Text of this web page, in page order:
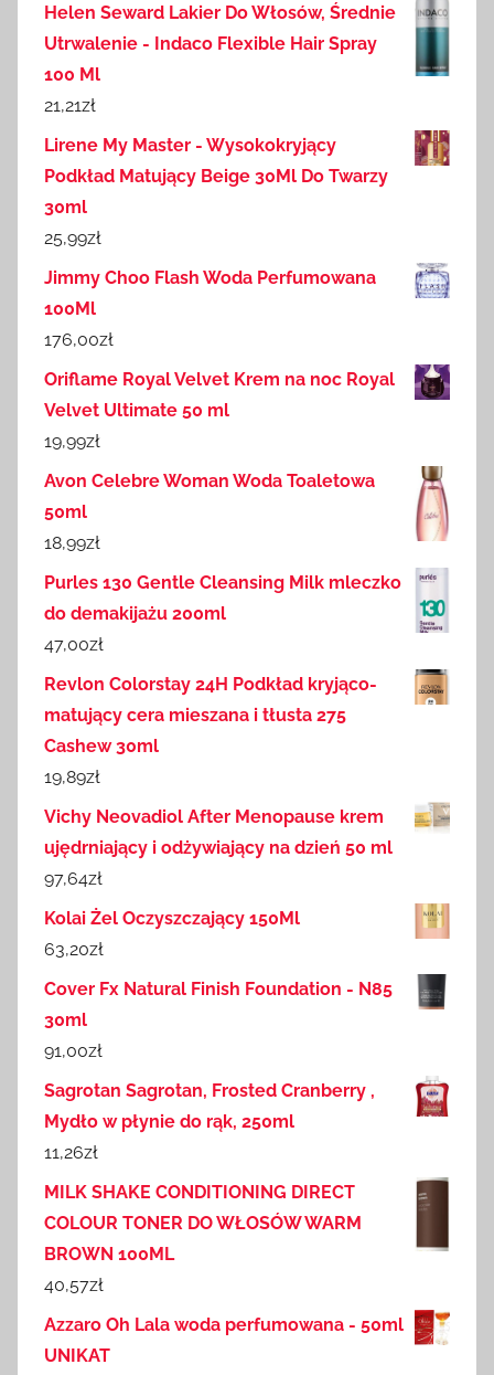
Helen Seward Lakier Do Włosów, Średnie
Utrwalenie - Indaco Flexible Hair Spray
100 Ml
21,21zł
Lirene My Master - Wysokokryjący
Podkład Matujący Beige 30Ml Do Twarzy
30ml
25,99zł
Jimmy Choo Flash Woda Perfumowana
100Ml
176,00zł
Oriflame Royal Velvet Krem na noc Royal
Velvet Ultimate 50 ml
19,99zł
Avon Celebre Woman Woda Toaletowa
50ml
18,99zł
Purles 130 Gentle Cleansing Milk mleczko
do demakijażu 200ml
47,00zł
Revlon Colorstay 24H Podkład kryjąco-
matujący cera mieszana i tłusta 275
Cashew 30ml
19,89zł
Vichy Neovadiol After Menopause krem
ujędrniający i odżywiający na dzień 50 ml
97,64zł
Kolai Żel Oczyszczający 150Ml
63,20zł
Cover Fx Natural Finish Foundation - N85
30ml
91,00zł
Sagrotan Sagrotan, Frosted Cranberry ,
Mydło w płynie do rąk, 250ml
11,26zł
MILK SHAKE CONDITIONING DIRECT
COLOUR TONER DO WŁOSÓW WARM
BROWN 100ML
40,57zł
Azzaro Oh Lala woda perfumowana - 50ml
UNIKAT